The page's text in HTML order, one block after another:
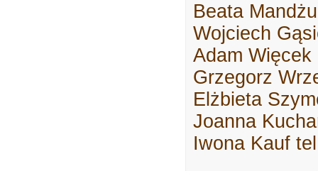
Beata
Wojciech
Adam
Grzegorz
Elżbieta
Joanna
Iwona Kauf